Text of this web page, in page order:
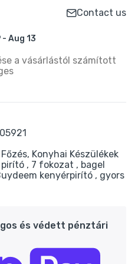
Elektromos Vízforraló
Ft
450 ml + 20 db
Ft
Szódagép 450 ml + 20 db
Ft
Contact us
Aug 13
a vásárlástól számított
Konyhai Készülékek
7 fokozat
bagel
kenyérpirító
gyors
és védett pénztári